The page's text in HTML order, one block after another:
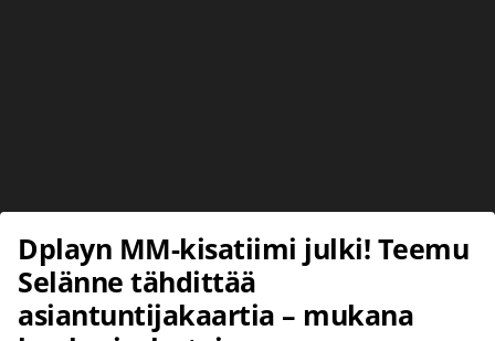
Dplayn MM-kisatiimi julki! Teemu
Selänne tähdittää
asiantuntijakaartia – mukana